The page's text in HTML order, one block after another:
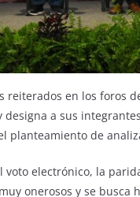
reiterados en los foros
a sus
planteamiento de
electrónico, la
onerosos y se busca